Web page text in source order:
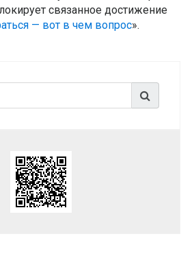
связанное достижение
— вот в чем вопрос».